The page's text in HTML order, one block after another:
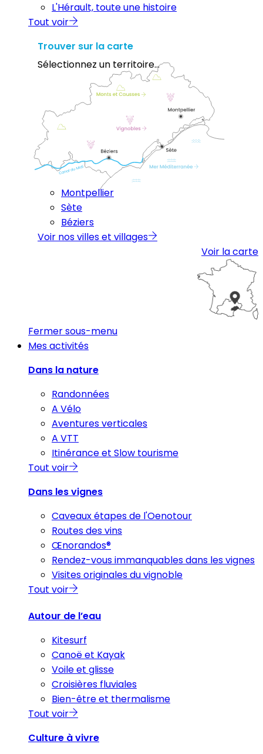
L'Hérault, toute une histoire
Tout voir
Trouver sur la carte
Sélectionnez un territoire...
Montpellier
Sète
Béziers
Voir nos villes et villages
Voir la carte
Fermer sous-menu
Mes activités
Dans la nature
Randonnées
A Vélo
Aventures verticales
A VTT
Itinérance et Slow tourisme
Tout voir
Dans les vignes
Caveaux étapes de l'Oenotour
Routes des vins
Œnorandos®
Rendez-vous immanquables dans les vignes
Visites originales du vignoble
Tout voir
Autour de l’eau
Kitesurf
Canoë et Kayak
Voile et glisse
Croisières fluviales
Bien-être et thermalisme
Tout voir
Culture à vivre